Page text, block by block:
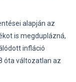
alapján az
is megduplázná,
infláció
óta változatlan az